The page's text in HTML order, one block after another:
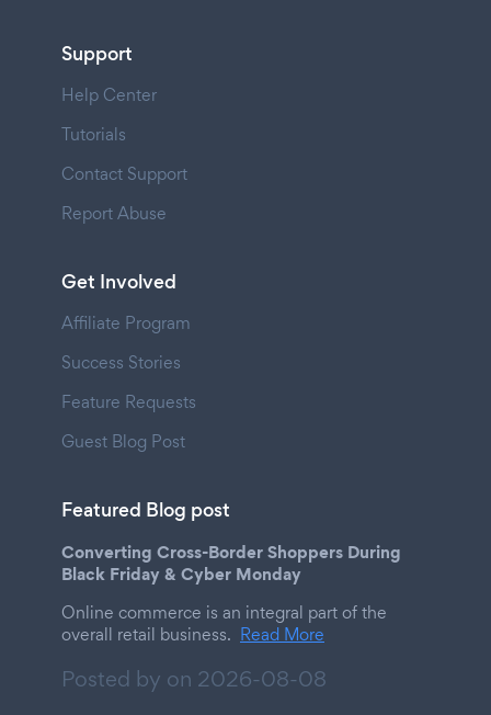
Support
Help Center
Tutorials
Contact Support
Report Abuse
Get Involved
Affiliate Program
Success Stories
Feature Requests
Guest Blog Post
Featured Blog post
Converting Cross-Border Shoppers During
Black Friday & Cyber Monday
Online commerce is an integral part of the
overall retail business. Read More
Posted by on 2026-08-08